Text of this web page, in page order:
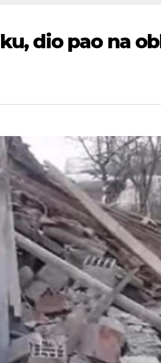
dio pao na